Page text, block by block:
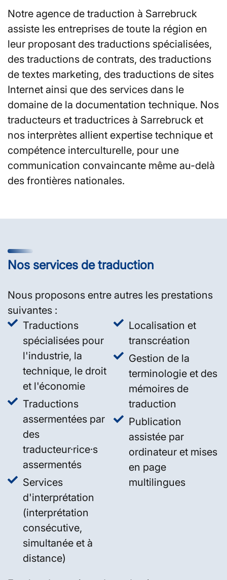
Notre agence de traduction à Sarrebruck
assiste les entreprises de toute la région en
leur proposant des traductions spécialisées,
des traductions de contrats, des traductions
de textes marketing, des traductions de sites
Internet ainsi que des services dans le
domaine de la documentation technique. Nos
traducteurs et traductrices à Sarrebruck et
nos interprètes allient expertise technique et
compétence interculturelle, pour une
communication convaincante même au-delà
des frontières nationales.
Nos services de traduction
Nous proposons entre autres les prestations
suivantes :
Traductions
spécialisées pour
l'industrie, la
technique, le droit
et l'économie
Traductions
assermentées par
des
traducteur·rice·s
assermentés
Services
d'interprétation
(interprétation
consécutive,
simultanée et à
distance)
Localisation et
transcréation
Gestion de la
terminologie et des
mémoires de
traduction
Publication
assistée par
ordinateur et mises
en page
multilingues